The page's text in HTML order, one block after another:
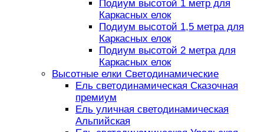
Подиум высотой 1 метр для
Каркасных елок
Подиум высотой 1,5 метра для
Каркасных елок
Подиум высотой 2 метра для
Каркасных елок
Высотные елки Светодинамические
Ель светодинамическая Сказочная
премиум
Ель уличная светодинамическая
Альпийская